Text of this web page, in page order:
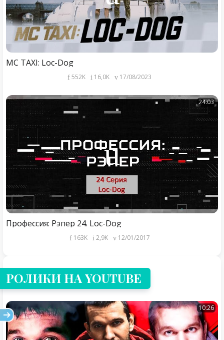
MC TAXI: Loc-Dog
552K 16,0K 17/08/2023
24:03
Профессия: Рэпер 24. Loc-Dog
163K 2,9K 12/01/2017
РОЛИКИ НА YOUTUBE
10:26